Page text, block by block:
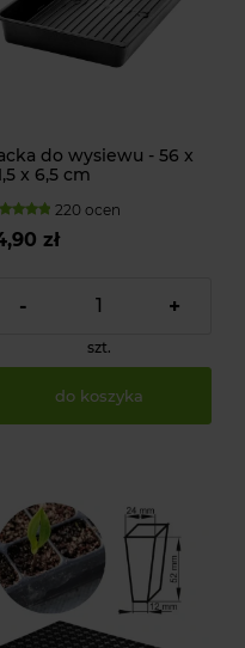
do wysiewu - 56 x
x 6,5 cm
220 ocen
zł
- +
szt.
do koszyka